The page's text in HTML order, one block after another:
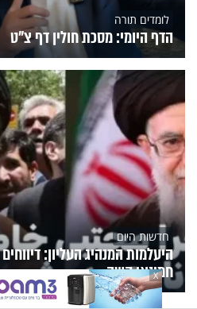
לומדים תורה
הדף היומי: מסכת חולין דף צ"ט
חדשות היום
היעלמות המנהיג העליון:
חמינאי קשה
X